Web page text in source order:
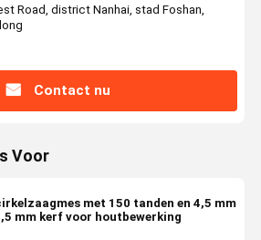
Road, district Nanhai, stad Foshan,
Contact nu
Voor
met 150 tanden en 4,5 mm
mm kerf voor houtbewerking